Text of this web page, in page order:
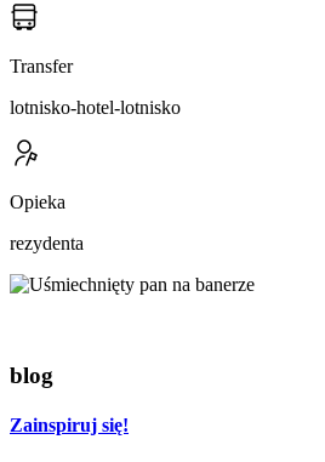
Transfer
lotnisko-hotel-lotnisko
Opieka
rezydenta
blog
Zainspiruj się!